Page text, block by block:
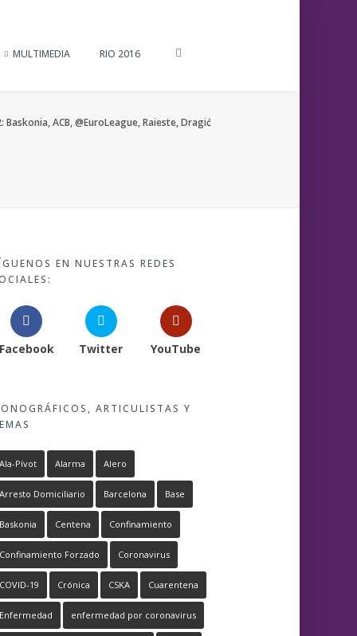
MULTIMEDIA RIO 2016
Baskonia, ACB, @EuroLeague, Raieste, Dragić
EN NUESTRAS REDES
Facebook Twitter YouTube
ARTICULISTAS Y
Ala-Pívot Alarma Alero
Arresto Domiciliario Barcelona Base
Baskonia Centena Confinamiento
Confinamiento Forzado Coronavirus
COVID-19 Crónica CSKA Cuarentena
Enfermedad enfermedad por coronavirus